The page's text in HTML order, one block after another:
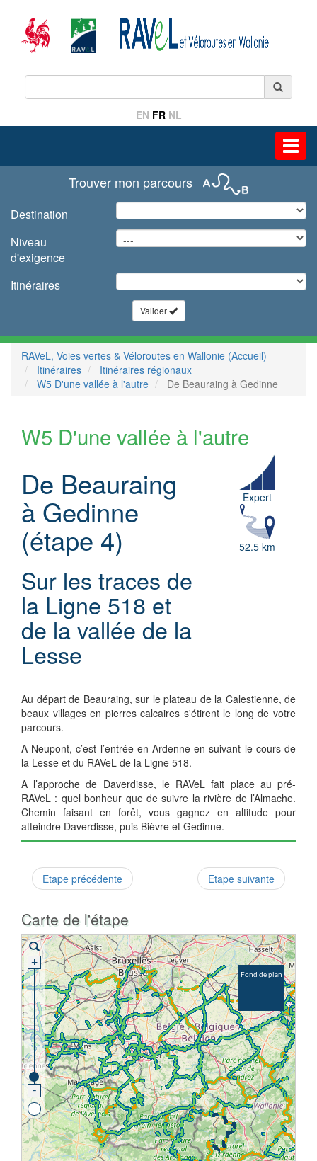
EN FR NL
Trouver mon parcours
Destination
Niveau
d'exigence
Itinéraires
Valider
RAVeL, Voies vertes & Véloroutes en Wallonie (Accueil)
Itinéraires
Itinéraires régionaux
W5 D'une vallée à l'autre
De Beauraing à Gedinne
W5 D'une vallée à l'autre
De Beauraing
à Gedinne
(étape 4)
Sur les traces de
la Ligne 518 et
de la vallée de la
Lesse
Expert
52.5 km
Au départ de Beauraing, sur le plateau de la Calestienne, de
beaux villages en pierres calcaires s'étirent le long de votre
parcours.
A Neupont, c’est l’entrée en Ardenne en suivant le cours de
la Lesse et du RAVeL de la Ligne 518.
A l’approche de Daverdisse, le RAVeL fait place au pré-
RAVeL : quel bonheur que de suivre la rivière de l’Almache.
Chemin faisant en forêt, vous gagnez en altitude pour
atteindre Daverdisse, puis Bièvre et Gedinne.
Etape précédente Etape suivante
Carte de l'étape